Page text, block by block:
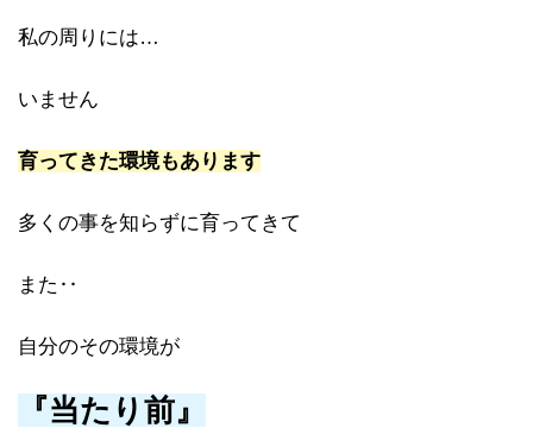
私の周りには…
いません
育ってきた環境もあります
多くの事を知らずに育ってきて
また‥
自分のその環境が
『当たり前』